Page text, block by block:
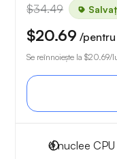
$34.49
$20.69 /pentru
Se reînnoiește la $20.69/
4nuclee CPU